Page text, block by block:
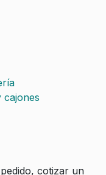
cajones
cotizar un